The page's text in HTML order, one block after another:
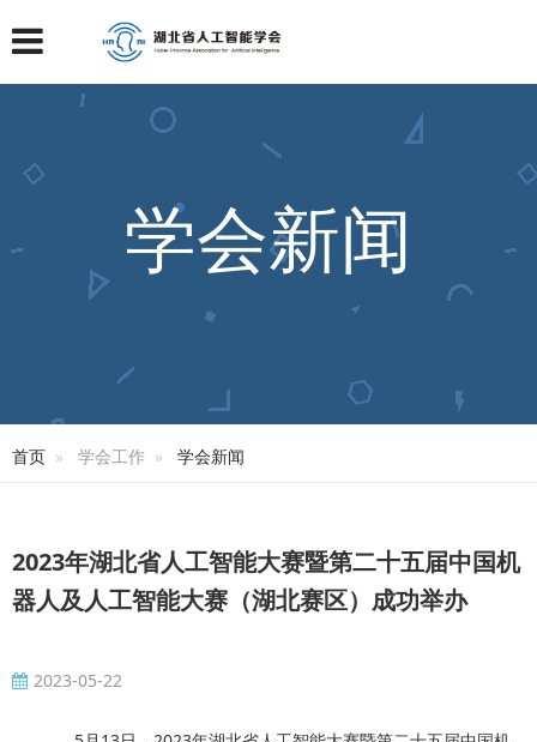
学会新闻
首页 学会工作 学会新闻
2023年湖北省人工智能大赛暨第二十五届中国机
器人及人工智能大赛（湖北赛区）成功举办
2023-05-22